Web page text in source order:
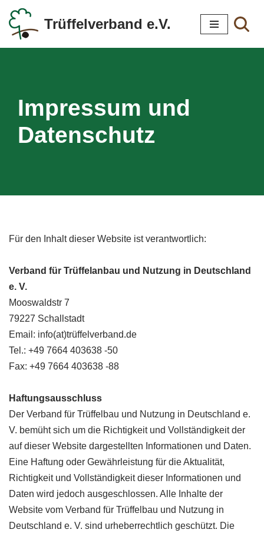
Zum
Inhalt
Trüffelverband e.V.
Impressum und
Datenschutz
Für den Inhalt dieser Website ist verantwortlich:
Verband für Trüffelanbau und Nutzung in Deutschland
e. V.
Mooswaldstr 7
79227 Schallstadt
Email: info(at)trüffelverband.de
Tel.: +49 7664 403638 -50
Fax: +49 7664 403638 -88
Haftungsausschluss
Der Verband für Trüffelbau und Nutzung in Deutschland e.
V. bemüht sich um die Richtigkeit und Vollständigkeit der
auf dieser Website dargestellten Informationen und Daten.
Eine Haftung oder Gewährleistung für die Aktualität,
Richtigkeit und Vollständigkeit dieser Informationen und
Daten wird jedoch ausgeschlossen. Alle Inhalte der
Website vom Verband für Trüffelbau und Nutzung in
Deutschland e. V. sind urheberrechtlich geschützt. Die